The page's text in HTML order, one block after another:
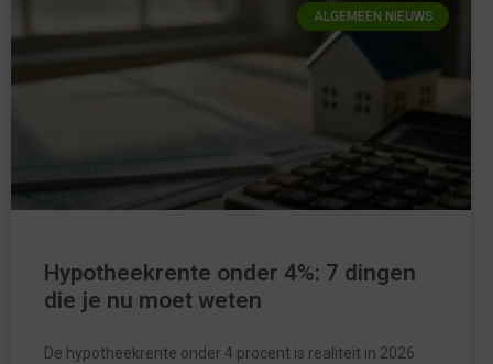
ALGEMEEN NIEUWS
Hypotheekrente onder 4%: 7 dingen
die je nu moet weten
De hypotheekrente onder 4 procent is realiteit in 2026.